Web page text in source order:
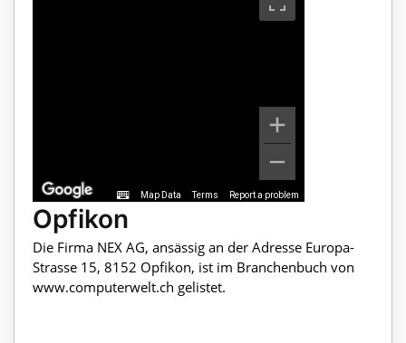
Map Data Terms Report a problem
Opfikon
Die Firma NEX AG, ansässig an der Adresse Europa-
Strasse 15, 8152 Opfikon, ist im Branchenbuch von
www.computerwelt.ch gelistet.